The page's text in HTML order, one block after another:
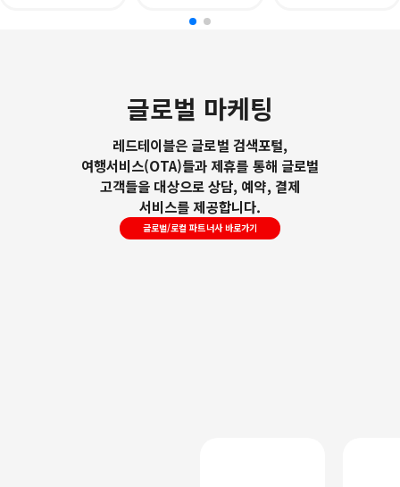
글로벌 마케팅
레드테이블은 글로벌 검색포털,
여행서비스(OTA)들과 제휴를 통해 글로벌
고객들을 대상으로 상담, 예약, 결제
서비스를 제공합니다.
글로벌/로컬 파트너사 바로가기